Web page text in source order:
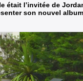
était l’invitée de
son nouvel album